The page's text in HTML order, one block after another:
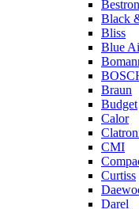
Bestron
Black
Bliss
Blue
Braun
Budget
Calor
CMI
Curtiss
Darel